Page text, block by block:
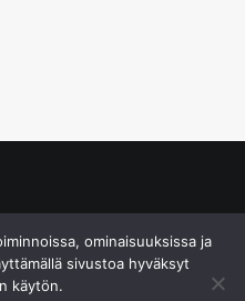
ominaisuuksissa ja
sivustoa hyväksyt
käytön.